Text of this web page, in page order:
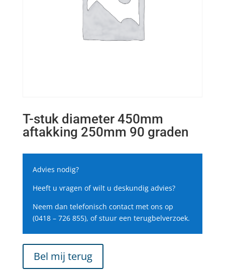
T-stuk diameter 450mm
aftakking 250mm 90 graden
Advies nodig?
Heeft u vragen of wilt u deskundig advies?
Neem dan telefonisch contact met ons op
(0418 – 726 855), of stuur een terugbelverzoek.
Bel mij terug